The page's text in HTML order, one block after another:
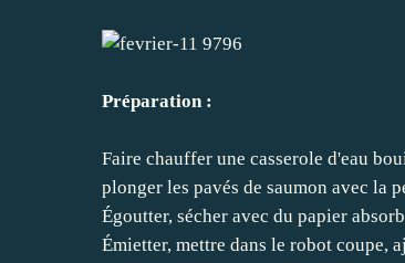
Préparation :
Faire chauffer une casserole d'eau
plonger les pavés de saumon avec la
Égoutter, sécher avec du papier
Émietter, mettre dans le robot coupe,